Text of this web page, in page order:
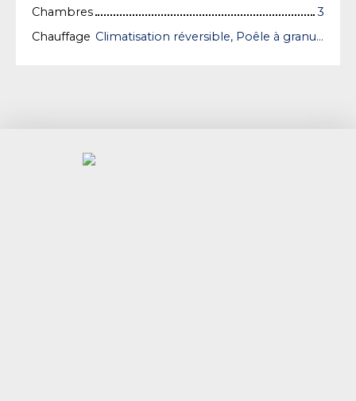
Chambres
3
Chauffage
Climatisation réversible, Poêle à granules/Individuel